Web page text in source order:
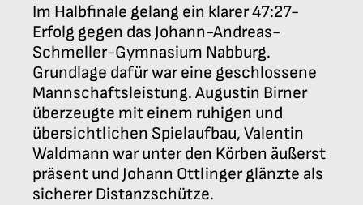
Im Halbfinale gelang ein klarer 47:27-
Erfolg gegen das Johann-Andreas-
Schmeller-Gymnasium Nabburg.
Grundlage dafür war eine geschlossene
Mannschaftsleistung. Augustin Birner
überzeugte mit einem ruhigen und
übersichtlichen Spielaufbau, Valentin
Waldmann war unter den Körben äußerst
präsent und Johann Ottlinger glänzte als
sicherer Distanzschütze.